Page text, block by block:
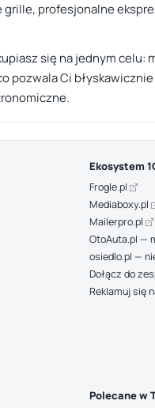
profesjonalne
się na jednym celu:
pozwala Ci
Ekosystem
Frogle.pl
Mediaboxy.pl
Mailerpro.pl
OtoAuta.pl —
osiedlo.pl —
Dołącz do
Reklamuj się
Polecane w